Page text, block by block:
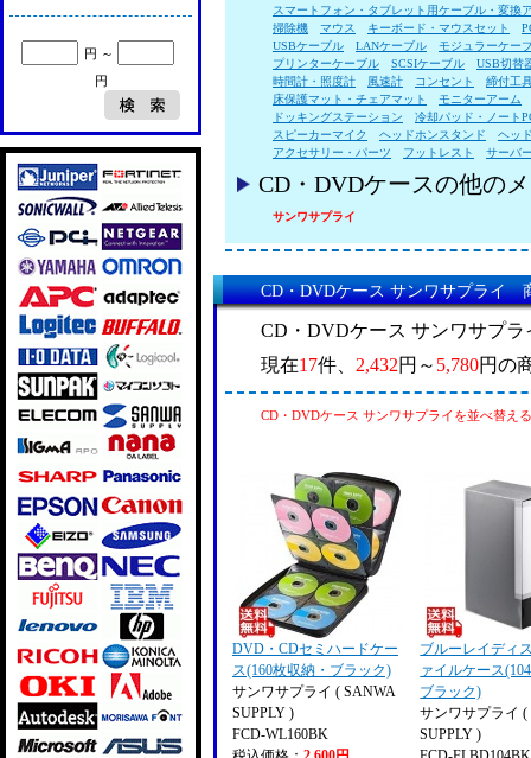
スマートフォン・タブレット用ケーブル・変換
掃除機
マウス キーボード・マウスセット
USBケーブル
LANケーブル
モジュラーケー
プリンターケーブル
SCSIケーブル
USB切替
時間計・照度計
風速計 コンセント
締付工
床保護マット・チェアマット
モニターアーム
ドッキングステーション
冷却パッド・ノート
スピーカーマイク
ヘッドホンスタンド
ヘッ
アクセサリー・パーツ
フットレスト サーバ
CD・DVDケースの他の
サンワサプライ
CD・DVDケース サンワサプライ
CD・DVDケース サンワサプ
現在17件、 2,432円～ 5,780円の
CD・DVDケース サンワサプライを並べ替える
DVD・CDセミハードケー
ス(160枚収納・ブラック)
サンワサプライ ( SANWA
SUPPLY )
FCD-WL160BK
ブルーレイディ
ァイルケース
ブラック)
サンワサプライ (
SUPPLY )
円 ～
円